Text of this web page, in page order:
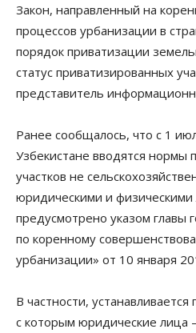
Закон, направленный на
процессов урбанизации в
порядок приватизации
статус приватизированных
представитель
Ранее сообщалось, что с 1
Узбекистане вводятся нормы
участков не
юридическими и физическими
предусмотрено указом главы
по коренному
урбанизации» от 10 января
В частности,
с которым юридические